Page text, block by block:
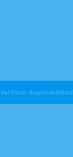
Verificar disponibilidad